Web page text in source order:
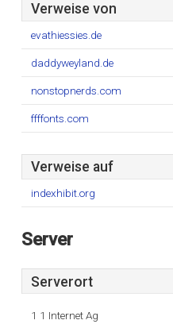
Verweise von
evathiessies.de
daddyweyland.de
nonstopnerds.com
ffffonts.com
Verweise auf
indexhibit.org
Server
Serverort
1 1 Internet Ag